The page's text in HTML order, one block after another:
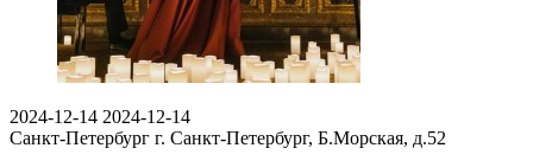
2024-12-14 2024-12-14
Санкт-Петербург г. Санкт-Петербург, Б.Морская, д.52